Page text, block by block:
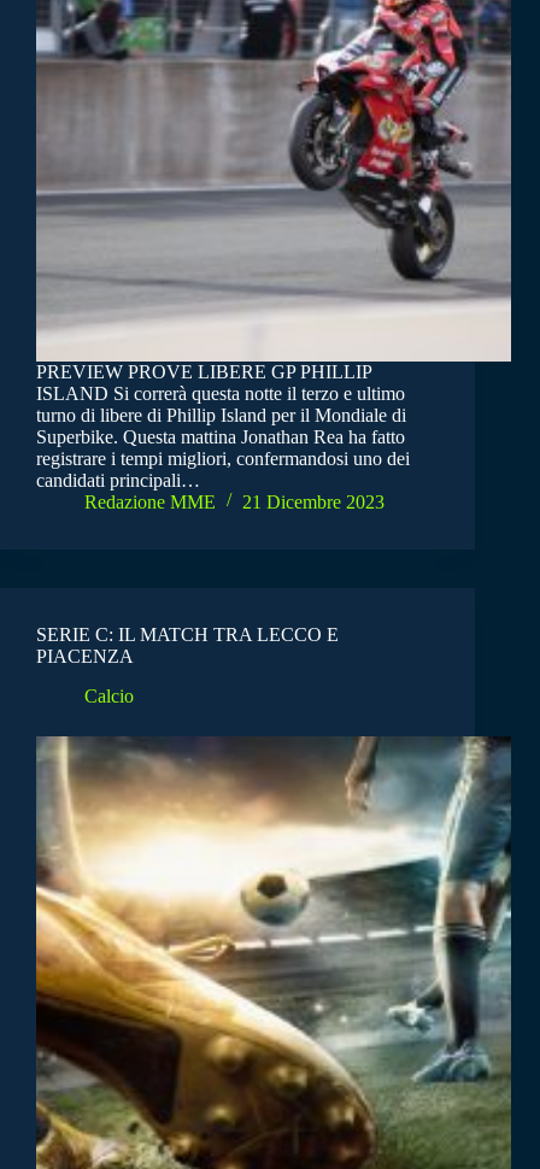
PREVIEW PROVE LIBERE GP PHILLIP
ISLAND Si correrà questa notte il terzo e ultimo
turno di libere di Phillip Island per il Mondiale di
Superbike. Questa mattina Jonathan Rea ha fatto
registrare i tempi migliori, confermandosi uno dei
candidati principali…
Redazione MME
21 Dicembre 2023
SERIE C: IL MATCH TRA LECCO E
PIACENZA
Calcio